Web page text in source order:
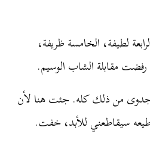
لطيفة، الخامسة ظريفة،
مقابلة الشاب الوسيم.
جدوى من ذلك كله. جئت هنا لأن
سيقاطعني للأبد، خفت.